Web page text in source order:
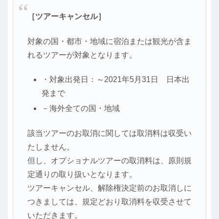
［ツアーキャンセル］
対象の国・都市・地域に宿泊または観光が含ま
れるツアーが対象となります。
・対象出発日：～2021年5月31日 日本出
発まで
－海外全ての国・地域
該当ツアーのお取消に関しては取消料は収受い
たしません。
但し、オプショナルツアーの取消料は、原則規
定通りの取り扱いとなります。
ツアーキャンセル、解除権決定前のお取消しに
つきましては、規定どおり取消料を収受させて
いただきます。